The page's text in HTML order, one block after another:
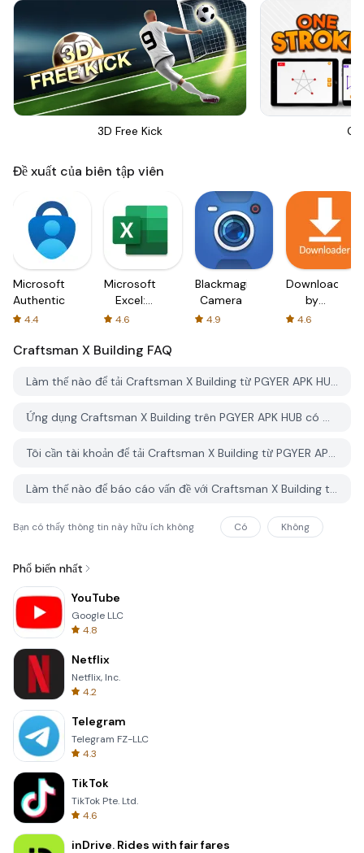
3D Free Kick
Đề xuất của biên tập viên
Microsoft
Authenticator
4.4
Microsoft
Excel:
Spreadsheets
4.6
Blackmagic
Camera
4.9
Downloader
by
AFTVnews
4.6
Craftsman X Building FAQ
Làm thế nào để tải Craftsman X Building từ PGYER APK HUB?
Ứng dụng Craftsman X Building trên PGYER APK HUB có miễn phí không?
Tôi cần tài khoản để tải Craftsman X Building từ PGYER APK HUB không?
Làm thế nào để báo cáo vấn đề với Craftsman X Building trên PGYER APK HUB?
Bạn có thấy thông tin này hữu ích không Có Không
Phổ biến nhất
YouTube
Google LLC
4.8
Netflix
Netflix, Inc.
4.2
Telegram
Telegram FZ-LLC
4.3
TikTok
TikTok Pte. Ltd.
4.6
inDrive. Rides with fair fares